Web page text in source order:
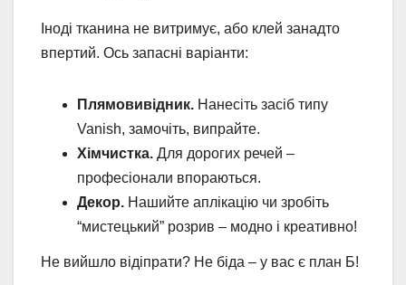
Іноді тканина не витримує, або клей занадто
впертий. Ось запасні варіанти:
Плямовивідник. Нанесіть засіб типу
Vanish, замочіть, випрайте.
Хімчистка. Для дорогих речей –
професіонали впораються.
Декор. Нашийте аплікацію чи зробіть
“мистецький” розрив – модно і креативно!
Не вийшло відіпрати? Не біда – у вас є план Б!